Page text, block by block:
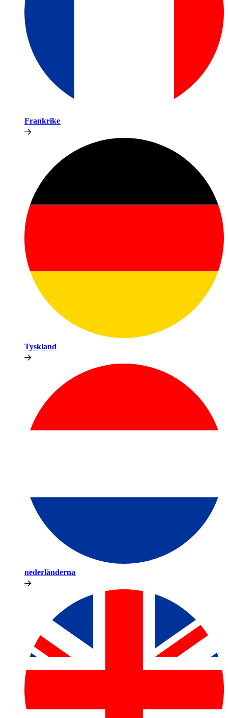
Frankrike​​
Tyskland​​
nederländerna​​